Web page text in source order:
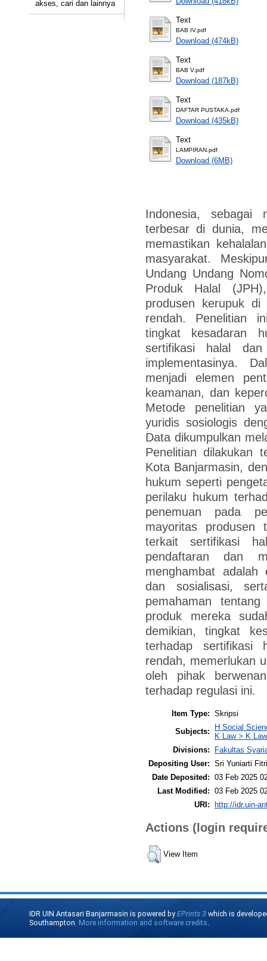
akses, cari dan lainnya
Text
BAB IV.pdf
Download (474kB)
Text
BAB V.pdf
Download (187kB)
Text
DAFTAR PUSTAKA.pdf
Download (435kB)
Text
LAMPIRAN.pdf
Download (6MB)
Indonesia, sebagai
terbesar di dunia,
memastikan
masyarakat.
Undang Undang
Produk Halal
produsen kerupuk di
rendah. Penelitian
tingkat kesadaran
sertifikasi halal
implementasinya.
menjadi elemen
keamanan, dan
Metode penelitian
yuridis sosiologis
Data dikumpulkan
Penelitian dilakukan
Kota Banjarmasin,
hukum seperti
perilaku hukum
penemuan pada
mayoritas produsen
terkait sertifikasi
pendaftaran dan
menghambat adalah
dan sosialisasi,
pemahaman
produk mereka
demikian, tingkat
terhadap sertifikasi
rendah, memerlukan
oleh pihak
terhadap regulasi ini.
Item Type: Skripsi
Subjects:
H Social
K Law > K
Divisions:
Fakultas
Depositing User: Sri Yuniarti
Date Deposited: 03 Feb 2025
Last Modified: 03 Feb 2025
URI: http://idr.uin-
Actions (login
View Item
IDR UIN Antasari Banjarmasin is powered byEPrints 3 which is
Southampton. More information and software credits.